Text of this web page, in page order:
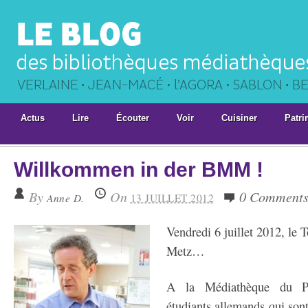
Actus Lire Écouter Voir Cuisiner
Willkommen in der BMM !
By Anne D. On 13 JUILLET 2012 0 Comments
Vendredi 6 juillet 2012, le
Metz…
A la Médiathèque du